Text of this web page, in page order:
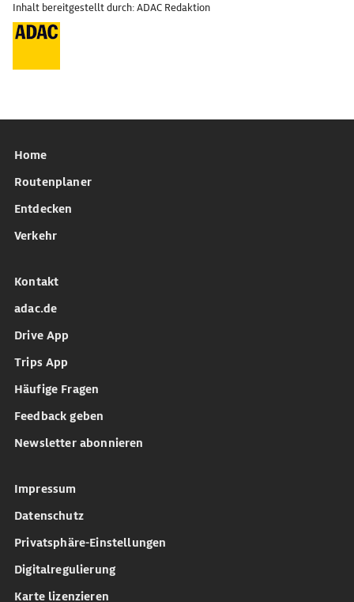
Inhalt bereitgestellt durch: ADAC Redaktion
Home
Routenplaner
Entdecken
Verkehr
Kontakt
adac.de
Drive App
Trips App
Häufige Fragen
Feedback geben
Newsletter abonnieren
Impressum
Datenschutz
Privatsphäre-Einstellungen
Digitalregulierung
Karte lizenzieren